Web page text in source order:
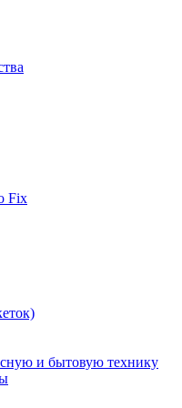
Fix
и бытовую технику